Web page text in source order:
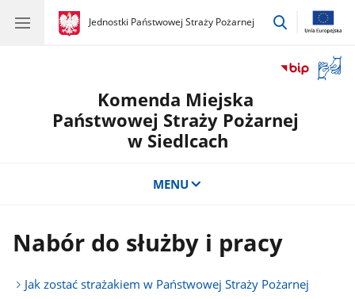
gov.pl
Jednostki Państwowej Straży Pożarnej
gov.pl
Jednostki
przejdź
okno
Komenda Miejska
Państwowej Straży Pożarnej
w Siedlcach
MENU
Nabór do służby i pracy
Jak zostać strażakiem w Państwowej Straży Pożarnej